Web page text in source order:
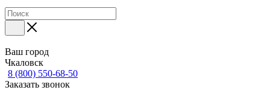
Ваш город
Чкаловск
8 (800) 550-68-50
Заказать звонок